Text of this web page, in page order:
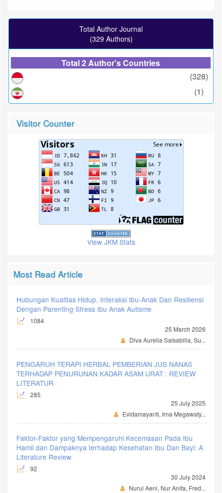
Total Author Journal
(329 Authors)
Total 2 Author's Countries
(328)
(1)
Visitor Counter
View JKM Stats
Most Read Article
Hubungan Kualitas Hidup, Interaksi Ibu-Anak Dan Resiliensi
Dengan Parenting Stress Ibu Anak Autisme
1084
25 March 2026
Diva Aurelia Salsabilla, Su...
PENGARUH TERAPI HERBAL PEMBERIAN JUS NANAS
TERHADAP PENURUNAN KADAR ASAM URAT : REVIEW
LITERATUR
285
25 July 2025
Evidamayanti, Irna Megawaty...
Faktor-Faktor yang Mempengaruhi Kecemasan Pada Ibu
Hamil dan Dampaknya terhadap Kesehatan Ibu Dan Bayi: A
Literature Review
92
30 July 2024
Nurul Aeni, Nur Anita, Fred...